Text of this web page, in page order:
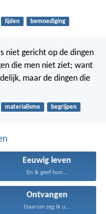
lijden bemoediging
niet gericht op de dingen
die men niet ziet; want
maar de dingen die
materialisme begrijpen
Eeuwig leven
En Ik geef hun...
Ontvangen
Daarom zeg Ik u...